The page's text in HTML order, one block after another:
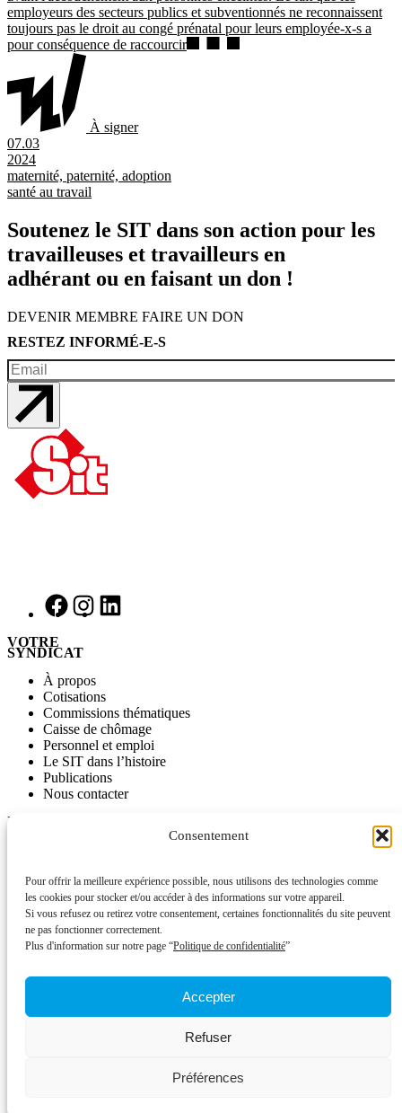
Consentement
Pour offrir la meilleure expérience possible, nous utilisons des technologies comme
les cookies pour stocker et/ou accéder à des informations sur votre appareil.
Si vous refusez ou retirez votre consentement, certaines fonctionnalités du site peuvent
ne pas fonctionner correctement.
Plus d'information sur notre page “Politique de confidentialité”
Accepter
Refuser
Préférences
employeurs des secteurs publics et subventionnés ne reconnaissent
toujours pas le droit au congé prénatal pour leurs employée-x-s a
pour conséquence de raccourcir
À signer
07.03
2024
maternité, paternité, adoption
santé au travail
Soutenez le SIT dans son action pour les
travailleuses et travailleurs en
adhérant ou en faisant un don !
DEVENIR MEMBRE FAIRE UN DON
RESTEZ INFORMÉ-E-S
VOTRE
SYNDICAT
À propos
Cotisations
Commissions thématiques
Caisse de chômage
Personnel et emploi
Le SIT dans l’histoire
Publications
Nous contacter
INFORMATIONS
Nos vidéos
L’ancien site du SIT disponible comme archive
ACTUALITÉS
Campagnes
Communiqués de presse